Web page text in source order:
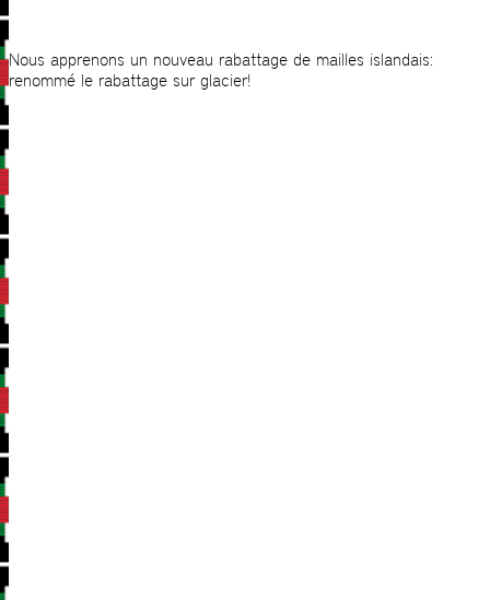
Nous apprenons un nouveau rabattage de mailles islandais:
renommé le rabattage sur glacier!